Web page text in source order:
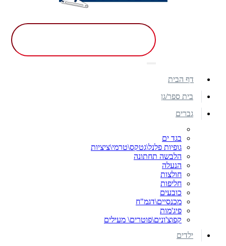
דף הבית
בית ספר/גן
גברים
בגד ים
גופיות פלנל\גטקס\טרמי\ציציות
הלבשה תחתונה
הנעלה
חולצות
חליפות
כובעים
מכנסיים\דגמ"ח
פיג'מות
קפוצ'ונים\פוטרים\ מעילים
ילדים